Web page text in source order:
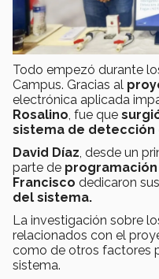
Todo empezó durante
Campus. Gracias al
electrónica aplicada
Rosalino, fue que
sistema de detección
David Díaz, desde un
parte de
Francisco dedicaron
del sistema.
La investigación sobre
relacionados con el
como de otros factores
sistema.